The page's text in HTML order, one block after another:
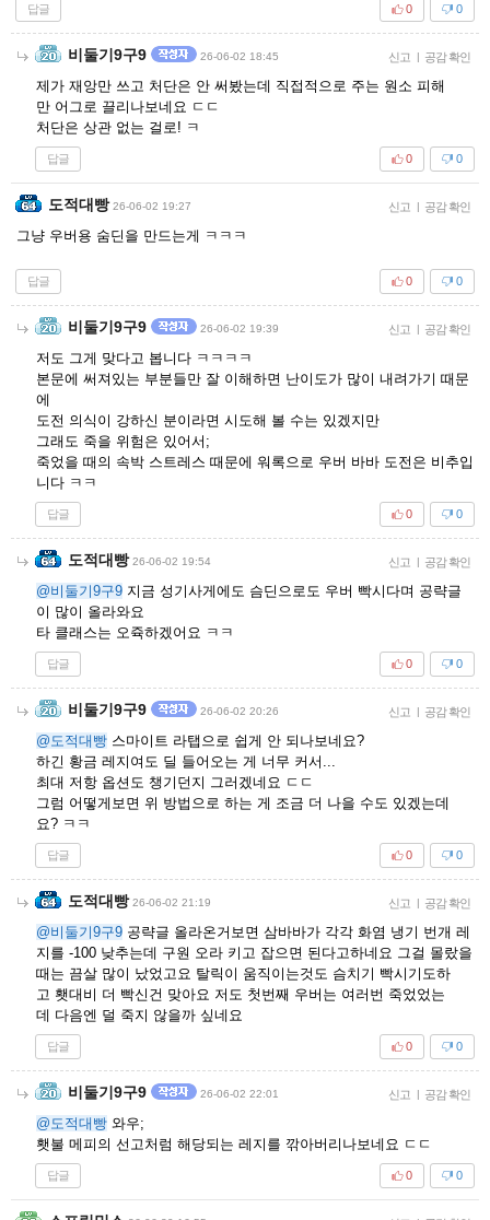
답글 0
0
비둘기9구9 26-06-02 18:45 신고 | 공감 확인
제가 재앙만 쓰고 처단은 안 써봤는데 직접적으로 주는 원소 피해
만 어그로 끌리나보네요 ㄷㄷ
처단은 상관 없는 걸로! ㅋ
답글 0
0
도적대빵 26-06-02 19:27 신고 | 공감 확인
그냥 우버용 숨딘을 만드는게 ㅋㅋㅋ
답글 0
0
비둘기9구9 26-06-02 19:39 신고 | 공감 확인
저도 그게 맞다고 봅니다 ㅋㅋㅋㅋ
본문에 써져있는 부분들만 잘 이해하면 난이도가 많이 내려가기 때문
에
도전 의식이 강하신 분이라면 시도해 볼 수는 있겠지만
그래도 죽을 위험은 있어서;
죽었을 때의 속박 스트레스 때문에 워록으로 우버 바바 도전은 비추입
니다 ㅋㅋ
답글 0
0
도적대빵 26-06-02 19:54 신고 | 공감 확인
@비둘기9구9 지금 성기사게에도 슴딘으로도 우버 빡시다며 공략글
이 많이 올라와요
타 클래스는 오쥭하겠어요 ㅋㅋ
답글 0
0
비둘기9구9 26-06-02 20:26 신고 | 공감 확인
@도적대빵 스마이트 라탭으로 쉽게 안 되나보네요?
하긴 황금 레지여도 딜 들어오는 게 너무 커서...
최대 저항 옵션도 챙기던지 그러겠네요 ㄷㄷ
그럼 어떻게보면 위 방법으로 하는 게 조금 더 나을 수도 있겠는데
요? ㅋㅋ
답글 0
0
도적대빵 26-06-02 21:19 신고 | 공감 확인
@비둘기9구9 공략글 올라온거보면 삼바바가 각각 화염 냉기 번개 레
지를 -100 낮추는데 구원 오라 키고 잡으면 된다고하네요 그걸 몰랐을
때는 끔살 많이 났었고요 탈릭이 움직이는것도 슴치기 빡시기도하
고 횃대비 더 빡신건 맞아요 저도 첫번째 우버는 여러번 죽었었는
데 다음엔 덜 죽지 않을까 싶네요
답글 0
0
비둘기9구9 26-06-02 22:01 신고 | 공감 확인
@도적대빵 와우;
횃불 메피의 선고처럼 해당되는 레지를 깎아버리나보네요 ㄷㄷ
답글 0
0